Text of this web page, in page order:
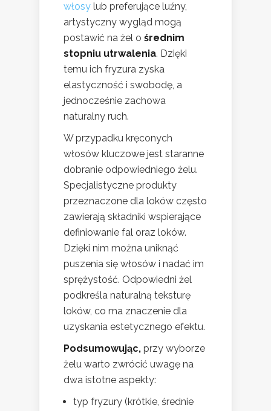
włosy lub preferujące luźny,
artystyczny wygląd mogą
postawić na żel o średnim
stopniu utrwalenia. Dzięki
temu ich fryzura zyska
elastyczność i swobodę, a
jednocześnie zachowa
naturalny ruch.
W przypadku kręconych
włosów kluczowe jest staranne
dobranie odpowiedniego żelu.
Specjalistyczne produkty
przeznaczone dla loków często
zawierają składniki wspierające
definiowanie fal oraz loków.
Dzięki nim można uniknąć
puszenia się włosów i nadać im
sprężystość. Odpowiedni żel
podkreśla naturalną teksturę
loków, co ma znaczenie dla
uzyskania estetycznego efektu.
Podsumowując, przy wyborze
żelu warto zwrócić uwagę na
dwa istotne aspekty:
typ fryzury (krótkie, średnie